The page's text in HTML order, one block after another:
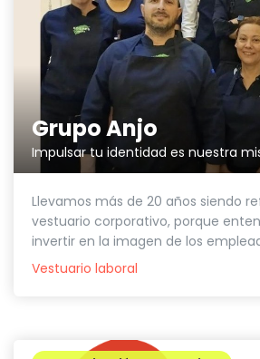
Grupo Anjo
Impulsar tu identidad es nuestra
Llevamos más de 20 años siendo
vestuario corporativo, porque
invertir en la imagen de los
Vestuario laboral